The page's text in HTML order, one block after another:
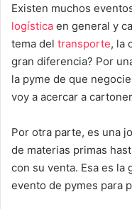
Existen muchos
logística en general y
tema del transporte, la
gran diferencia? Por
la pyme de que
voy a acercar a
Por otra parte, es una
de materias primas
con su venta. Esa es la
evento de pymes para